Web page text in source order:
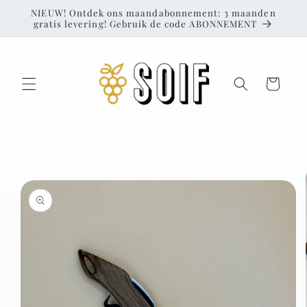
Skip to
content
NIEUW! Ontdek ons maandabonnement: 3 maanden
gratis levering! Gebruik de code ABONNEMENT
Cart
product
information